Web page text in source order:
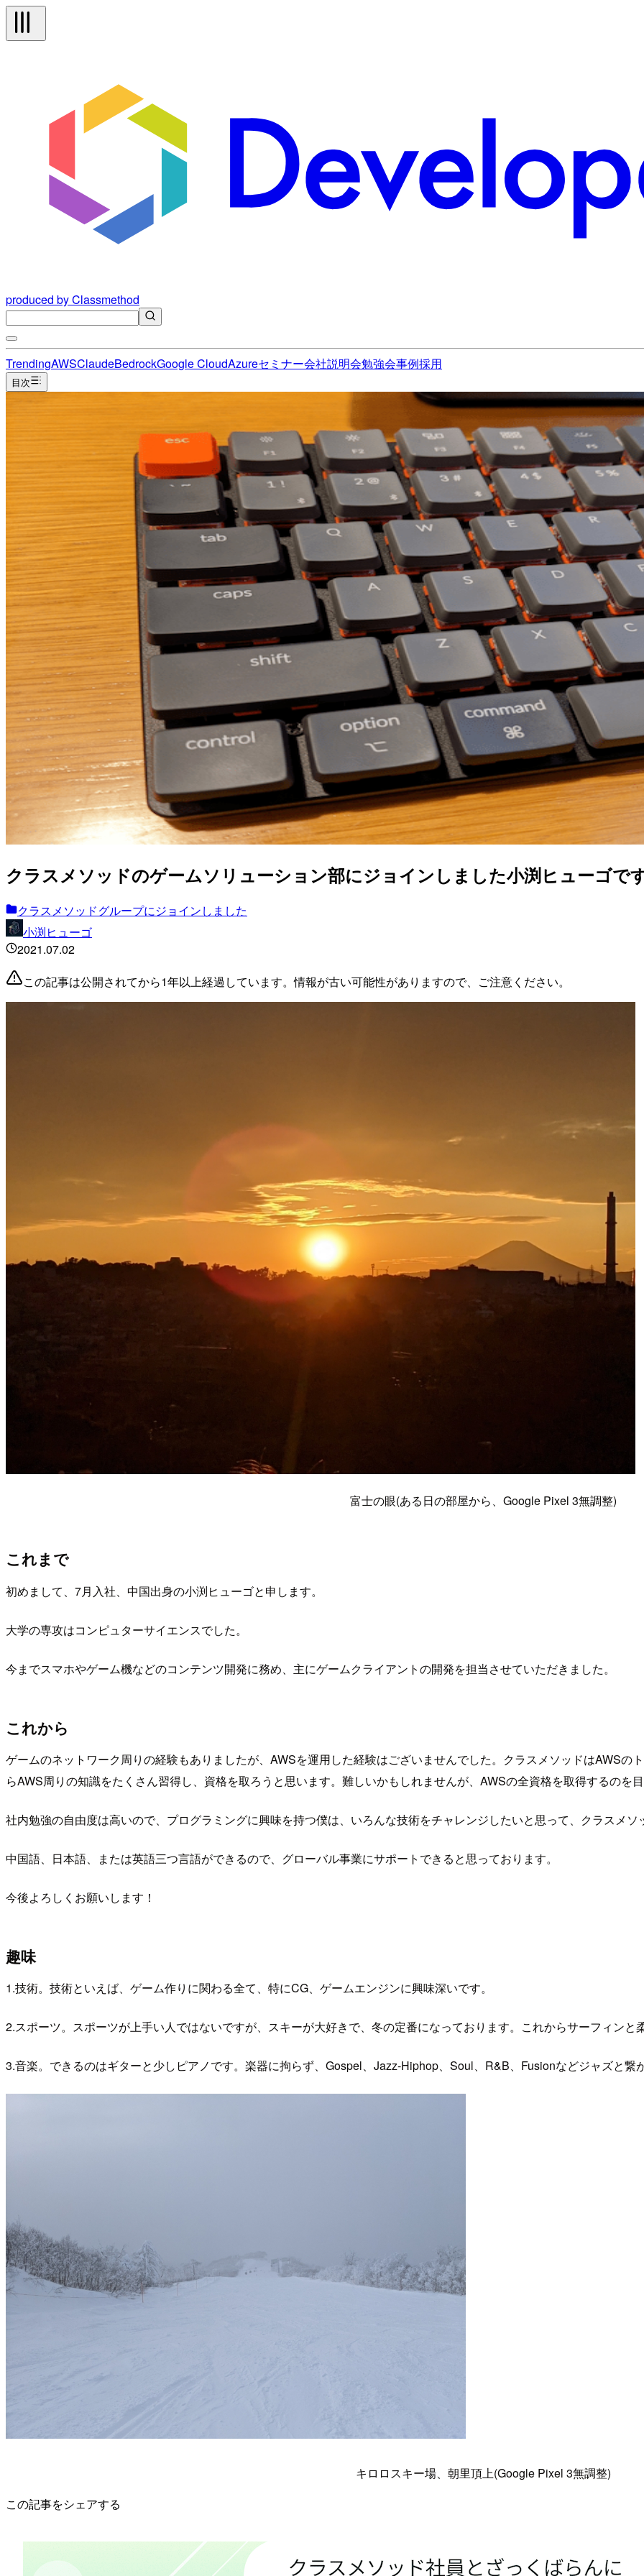
produced by Classmethod
TrendingAWSClaudeBedrockGoogle CloudAzureセミナー会社説明会勉強会事例採用
目次
クラスメソッドのゲームソリューション部にジョインしました小渕ヒューゴで
クラスメソッドグループにジョインしました
小渕ヒューゴ
2021.07.02
この記事は公開されてから1年以上経過しています。情報が古い可能性がありますので、ご注意ください。
富士の眼(ある日の部屋から、Google Pixel 3無調整)
これまで
初めまして、7月入社、中国出身の小渕ヒューゴと申します。
大学の専攻はコンピュターサイエンスでした。
今までスマホやゲーム機などのコンテンツ開発に務め、主にゲームクライアントの開発を担当させていただきました。
これから
ゲームのネットワーク周りの経験もありましたが、AWSを運用した経験はございませんでした。クラスメソッドはAWSの
らAWS周りの知識をたくさん習得し、資格を取ろうと思います。難しいかもしれませんが、AWSの全資格を取得するのを
社内勉強の自由度は高いので、プログラミングに興味を持つ僕は、いろんな技術をチャレンジしたいと思って、クラスメ
中国語、日本語、または英語三つ言語ができるので、グローバル事業にサポートできると思っております。
今後よろしくお願いします！
趣味
1.技術。技術といえば、ゲーム作りに関わる全て、特にCG、ゲームエンジンに興味深いです。
2.スポーツ。スポーツが上手い人ではないですが、スキーが大好きで、冬の定番になっております。これからサーフィンと
3.音楽。できるのはギターと少しピアノです。楽器に拘らず、Gospel、Jazz-Hiphop、Soul、R&B、Fusionなどジャズと繋
キロロスキー場、朝里頂上(Google Pixel 3無調整)
この記事をシェアする